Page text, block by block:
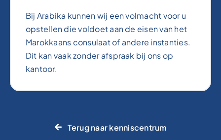
Bij Arabika kunnen wij een volmacht voor u
opstellen die voldoet aan de eisen van het
Marokkaans consulaat of andere instanties.
Dit kan vaak zonder afspraak bij ons op
kantoor.
Terug naar kenniscentrum